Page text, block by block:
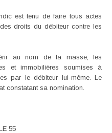
est tenu de faire tous actes
droits du débiteur contre les
au nom de la masse, les
et immobilières soumises à
par le débiteur lui-même. Le
constatant sa nomination.
55